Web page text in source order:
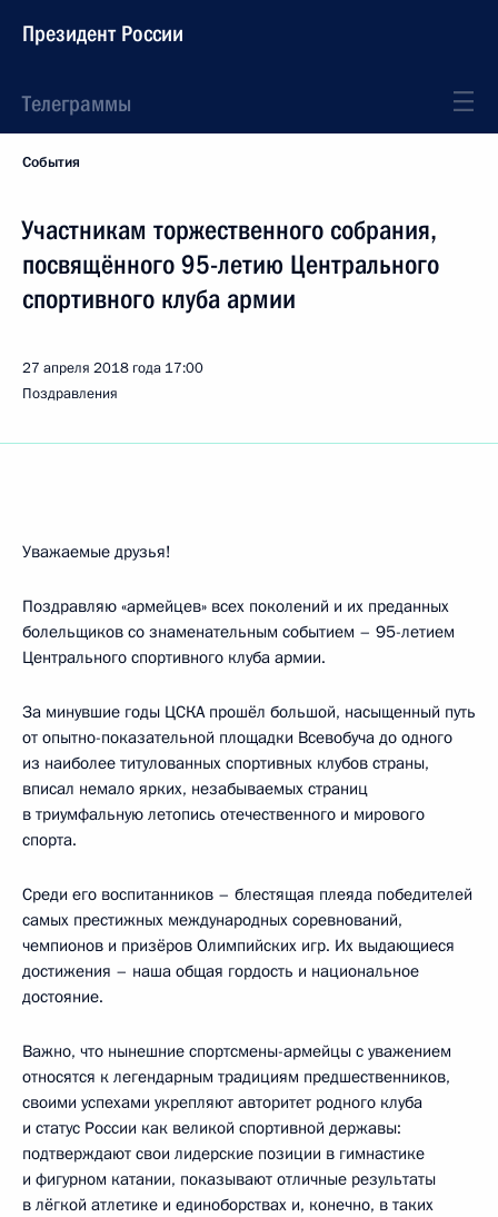
Президент России
Телеграммы
События
Участникам торжественного собрания,
посвящённого 95-летию Центрального
спортивного клуба армии
27 апреля 2018 года 17:00
Поздравления
Уважаемые друзья!
Поздравляю «армейцев» всех поколений и их преданных
болельщиков со знаменательным событием – 95-летием
Центрального спортивного клуба армии.
За минувшие годы ЦСКА прошёл большой, насыщенный путь
от опытно-показательной площадки Всевобуча до одного
из наиболее титулованных спортивных клубов страны,
вписал немало ярких, незабываемых страниц
в триумфальную летопись отечественного и мирового
спорта.
Среди его воспитанников – блестящая плеяда победителей
самых престижных международных соревнований,
чемпионов и призёров Олимпийских игр. Их выдающиеся
достижения – наша общая гордость и национальное
достояние.
Важно, что нынешние спортсмены-армейцы с уважением
относятся к легендарным традициям предшественников,
своими успехами укрепляют авторитет родного клуба
и статус России как великой спортивной державы:
подтверждают свои лидерские позиции в гимнастике
и фигурном катании, показывают отличные результаты
в лёгкой атлетике и единоборствах и, конечно, в таких